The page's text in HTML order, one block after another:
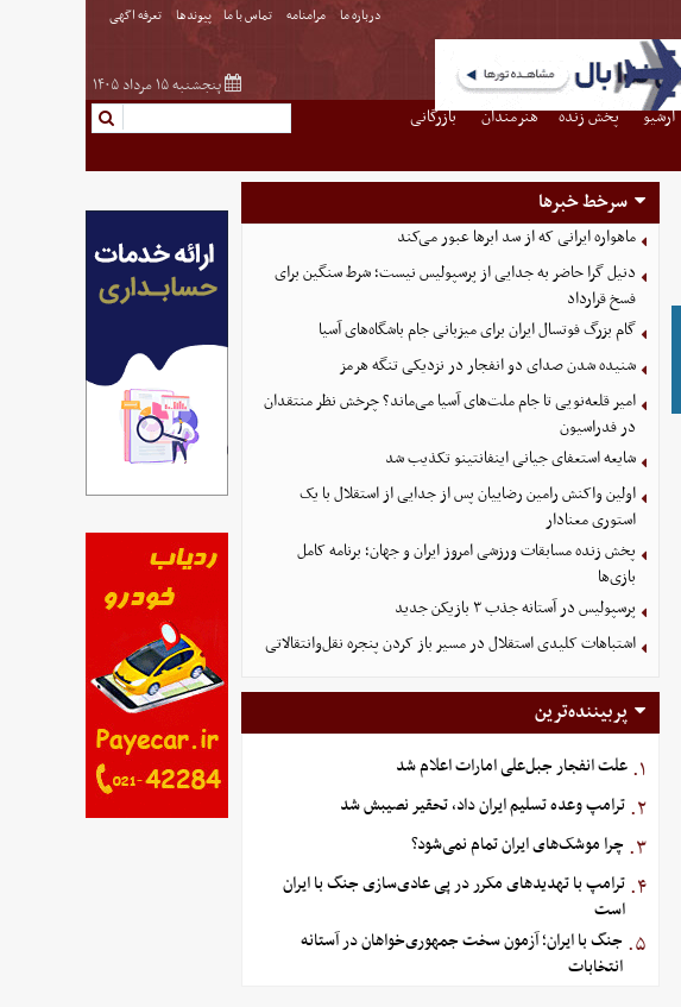
درباره ما مرامنامه تماس با ما پیوندها تعرفه اگهی
پنجشنبه ۱۵ مرداد ۱۴۰۵
آرشیو پخش زنده هنرمندان
بازرگانی
سرخط خبرها
ماهواره ایرانی که از سد ابرها عبور می‌کند
دنیل گرا حاضر به جدایی از پرسپولیس نیست؛ شرط سنگین برای
فسخ قرارداد
گام بزرگ فوتسال ایران برای میزبانی جام باشگاه‌های آسیا
شنیده شدن صدای دو انفجار در نزدیکی تنگه هرمز
امیر قلعه‌نویی تا جام ملت‌های آسیا می‌ماند؟ چرخش نظر منتقدان
در فدراسیون
شایعه استعفای جیانی اینفانتینو تکذیب شد
اولین واکنش رامین رضاییان پس از جدایی از استقلال با یک
استوری معنادار
پخش زنده مسابقات ورزشی امروز ایران و جهان؛ برنامه کامل
بازی‌ها
پرسپولیس در آستانه جذب ۳ بازیکن جدید
اشتباهات کلیدی استقلال در مسیر باز کردن پنجره نقل‌وانتقالاتی
پربیننده‌ترین
۱. علت انفجار جبل‌علی امارات اعلام شد
۲. ترامپ وعده تسلیم ایران داد، تحقیر نصیبش شد
۳. چرا موشک‌های ایران تمام نمی‌شود؟
۴. ترامپ با تهدیدهای مکرر در پی عادی‌سازی جنگ با ایران
است
۵. جنگ با ایران؛ آزمون سخت جمهوری‌خواهان در آستانه
انتخابات